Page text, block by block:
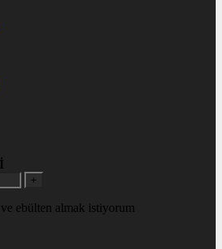
+
ebülten almak istiyorum